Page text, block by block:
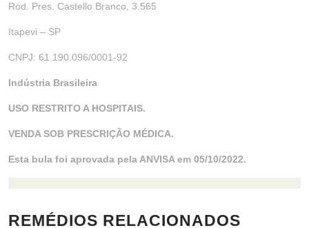
Rod. Pres. Castello Branco, 3.565
Itapevi – SP
CNPJ: 61.190.096/0001-92
Indústria Brasileira
USO RESTRITO A HOSPITAIS.
VENDA SOB PRESCRIÇÃO MÉDICA.
Esta bula foi aprovada pela ANVISA em 05/10/2022.
REMÉDIOS RELACIONADOS